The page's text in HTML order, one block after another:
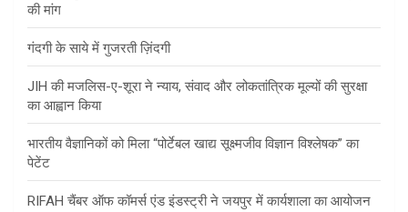
की मांग
गंदगी के साये में गुजरती ज़िंदगी
JIH की मजलिस-ए-शूरा ने न्याय, संवाद और लोकतांत्रिक मूल्यों की सुरक्षा
का आह्वान किया
भारतीय वैज्ञानिकों को मिला “पोर्टेबल खाद्य सूक्ष्मजीव विज्ञान विश्लेषक” का
पेटेंट
RIFAH चैंबर ऑफ कॉमर्स एंड इंडस्ट्री ने जयपुर में कार्यशाला का आयोजन